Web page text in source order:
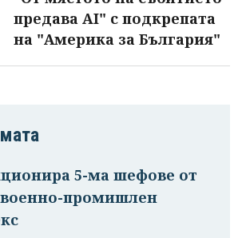
предава AI" с подкрепата
на "Америка за България"
5-ма шефове от
промишлен